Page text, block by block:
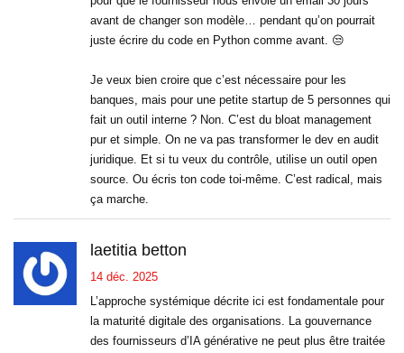
avant de changer son modèle… pendant qu’on pourrait
juste écrire du code en Python comme avant. 😒
Je veux bien croire que c’est nécessaire pour les
banques, mais pour une petite startup de 5 personnes qui
fait un outil interne ? Non. C’est du bloat management
pur et simple. On ne va pas transformer le dev en audit
juridique. Et si tu veux du contrôle, utilise un outil open
source. Ou écris ton code toi-même. C’est radical, mais
ça marche.
laetitia betton
14 déc. 2025
L’approche systémique décrite ici est fondamentale pour
la maturité digitale des organisations. La gouvernance
des fournisseurs d’IA générative ne peut plus être traitée